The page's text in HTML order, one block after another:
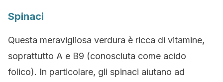
Spinaci
Questa meravigliosa verdura è ricca di vitamine,
soprattutto A e B9 (conosciuta come acido
folico). In particolare, gli spinaci aiutano ad